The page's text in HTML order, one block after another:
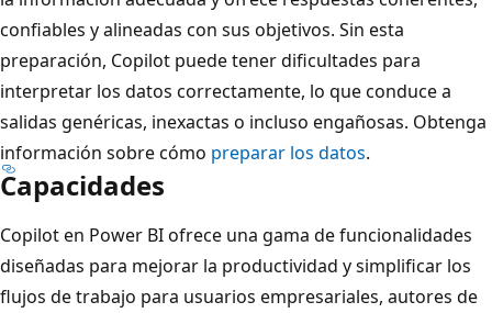
confiables y alineadas con sus objetivos. Sin esta
preparación, Copilot puede tener dificultades para
interpretar los datos correctamente, lo que conduce a
salidas genéricas, inexactas o incluso engañosas. Obtenga
información sobre cómo preparar los datos.
Capacidades
Copilot en Power BI ofrece una gama de funcionalidades
diseñadas para mejorar la productividad y simplificar los
flujos de trabajo para usuarios empresariales, autores de